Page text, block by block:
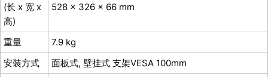
(长 x 宽 x
高)
528 x 326 x 66 mm
重量
7.9 kg
安装方式
面板式, 壁挂式 支架VESA 100mm